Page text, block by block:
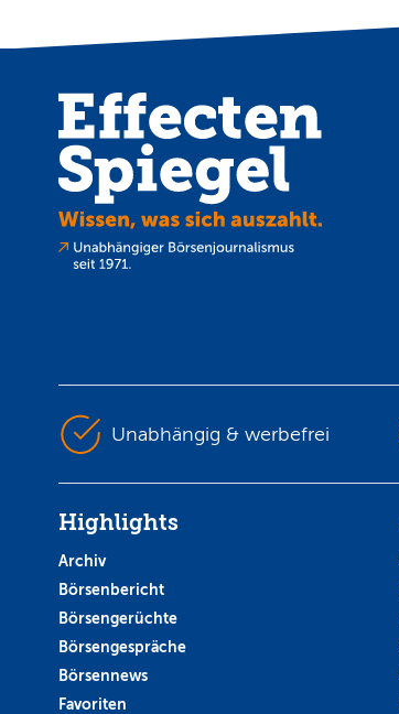
Unabhängig & werbefrei
Highlights
Archiv
Börsenbericht
Börsengerüchte
Börsengespräche
Börsennews
Favoriten